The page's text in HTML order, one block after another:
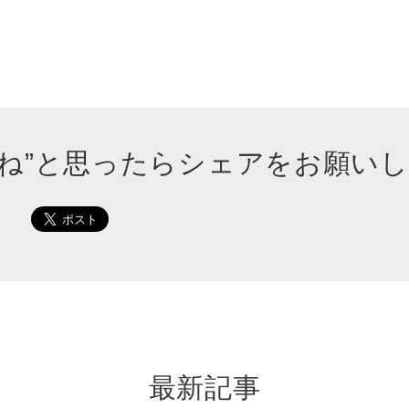
”と思ったらシェアをお願い
最新記事